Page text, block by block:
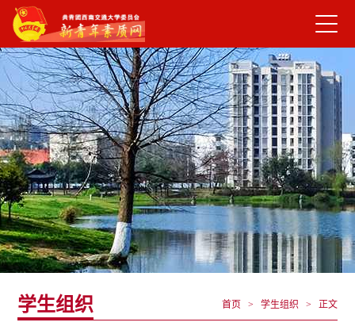
学生组织 首页 > 学生组织 > 正文